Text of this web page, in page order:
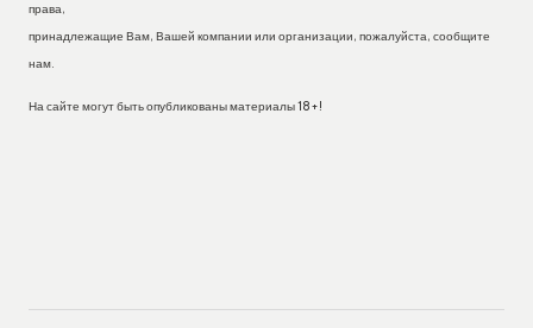
права,
принадлежащие Вам, Вашей компании или организации, пожалуйста, сообщите
нам.
На сайте могут быть опубликованы материалы 18+!